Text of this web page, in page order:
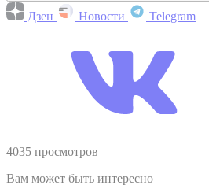
Дзен Новости Telegram
4035 просмотров
Вам может быть интересно